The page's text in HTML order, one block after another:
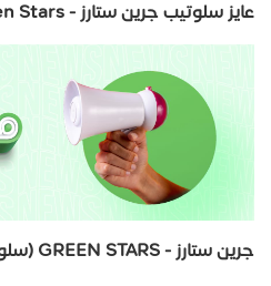
عايز سلوتيب جرين ستارز - Green Stars
جرين ستارز - GREEN STARS (سلوتيب ومواد تعبئة وتغليف)